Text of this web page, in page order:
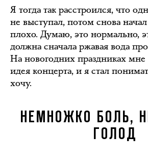
Я тогда так расстроился, что
не выступал, потом снова
плохо. Думаю, это нормально,
должна сначала ржавая вода
На новогодних праздниках
идея концерта, и я стал
хочу.
НЕМНОЖКО БОЛЬ,
ГОЛОД